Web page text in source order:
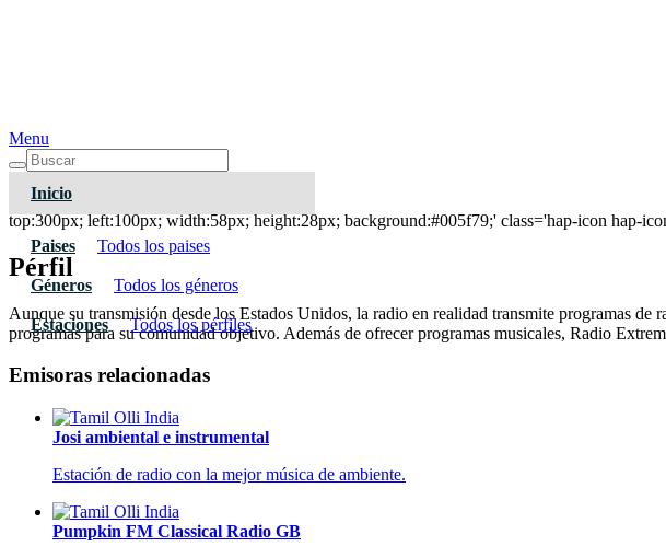
Menu
Inicio
Paises Todos los paises
Géneros Todos los géneros
Estaciones Todos los pérfiles
Radio Extremo Guila Oaxaca
top:300px; left:100px; width:58px; height:28px; background:#005f79;' class='hap-icon hap-
Pérfil
Aunque su transmisión desde los Estados Unidos, la radio en realidad transmite programas
programas para su comunidad objetivo. Además de ofrecer programas musicales, Radio
Emisoras relacionadas
Josi ambiental e instrumental
Estación de radio con la mejor música de ambiente.
Pumpkin FM Classical Radio GB